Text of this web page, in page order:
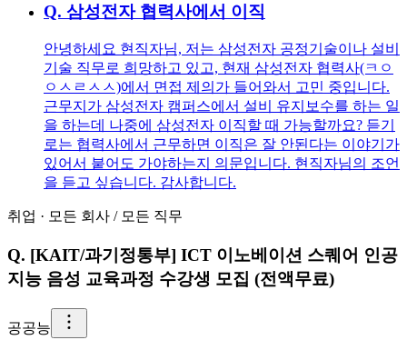
Q. 삼성전자 협력사에서 이직
안녕하세요 현직자님, 저는 삼성전자 공정기술이나 설비
기술 직무로 희망하고 있고, 현재 삼성전자 협력사(ㅋㅇ
ㅇㅅㄹㅅㅅ)에서 면접 제의가 들어와서 고민 중입니다.
근무지가 삼성전자 캠퍼스에서 설비 유지보수를 하는 일
을 하는데 나중에 삼성전자 이직할 때 가능할까요? 듣기
로는 협력사에서 근무하면 이직은 잘 안된다는 이야기가
있어서 붙어도 가야하는지 의문입니다. 현직자님의 조언
을 듣고 싶습니다. 감사합니다.
취업 · 모든 회사 / 모든 직무
Q. [KAIT/과기정통부] ICT 이노베이션 스퀘어 인공
지능 음성 교육과정 수강생 모집 (전액무료)
공공능